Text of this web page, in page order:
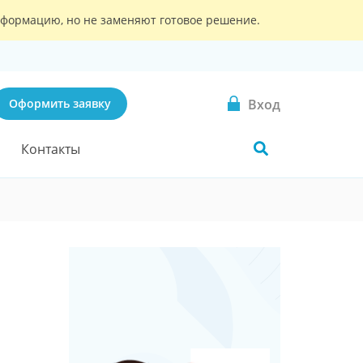
но не заменяют готовое решение.
Оформить заявку Вход
Контакты